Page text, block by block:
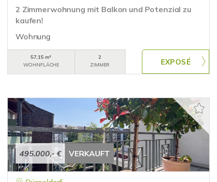
2 Zimmerwohnung mit Balkon und Potenzial zu
kaufen!
Wohnung
57,15 m²
WOHNFLÄCHE
2
ZIMMER
495.000,- € VERKAUFT